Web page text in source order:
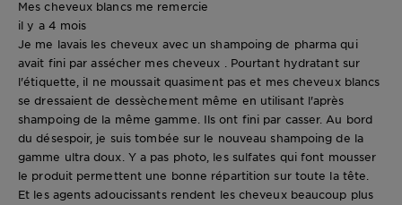
Mes cheveux blancs me remercie
il y a 4 mois
Je me lavais les cheveux avec un shampoing de pharma qui
avait fini par assécher mes cheveux . Pourtant hydratant sur
l'étiquette, il ne moussait quasiment pas et mes cheveux blancs
se dressaient de dessèchement même en utilisant l'après
shampoing de la même gamme. Ils ont fini par casser. Au bord
du désespoir, je suis tombée sur le nouveau shampoing de la
gamme ultra doux. Y a pas photo, les sulfates qui font mousser
le produit permettent une bonne répartition sur toute la tête.
Et les agents adoucissants rendent les cheveux beaucoup plus